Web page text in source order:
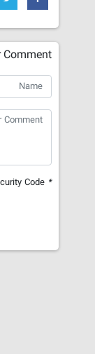
Comment
*